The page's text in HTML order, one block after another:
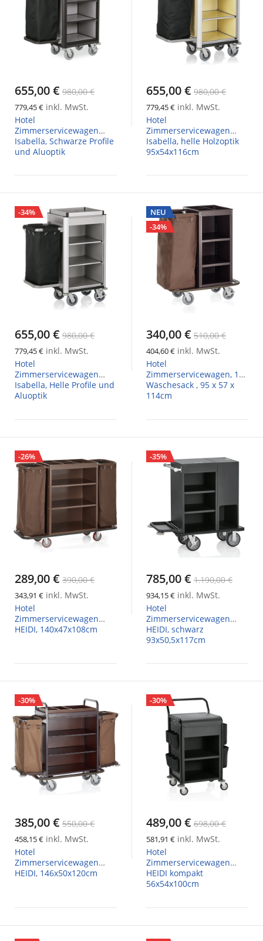
655,00 € 980,00 €
779,45 € inkl. MwSt.
Hotel
Zimmerservicewagen
Isabella, Schwarze Profile
und Aluoptik
655,00 € 980,00 €
779,45 € inkl. MwSt.
Hotel
Zimmerservicewagen
Isabella, helle Holzoptik
95x54x116cm
-34%
655,00 € 980,00 €
779,45 € inkl. MwSt.
Hotel
Zimmerservicewagen
Isabella, Helle Profile und
Aluoptik
NEU
-34%
340,00 € 510,00 €
404,60 € inkl. MwSt.
Hotel
Zimmerservicewagen, 1
Wäschesack , 95 x 57 x
114cm
-26%
289,00 € 390,00 €
343,91 € inkl. MwSt.
Hotel
Zimmerservicewagen
HEIDI, 140x47x108cm
-35%
785,00 € 1.190,00 €
934,15 € inkl. MwSt.
Hotel
Zimmerservicewagen
HEIDI, schwarz
93x50,5x117cm
-30%
385,00 € 550,00 €
458,15 € inkl. MwSt.
Hotel
Zimmerservicewagen
HEIDI, 146x50x120cm
-30%
489,00 € 698,00 €
581,91 € inkl. MwSt.
Hotel
Zimmerservicewagen
HEIDI kompakt
56x54x100cm